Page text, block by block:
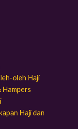
oleh Haji
Hampers
Haji dan